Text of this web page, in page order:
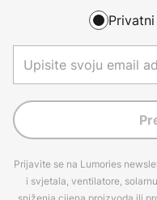
Prijavite se na Lumories
i svjetala, ventilatore,